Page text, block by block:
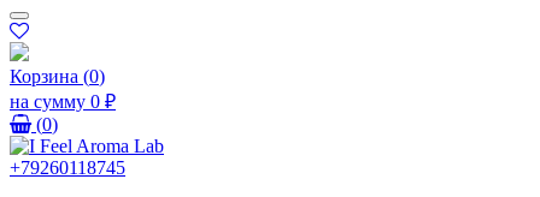
Корзина (0)
на сумму 0 ₽
(0)
+79260118745